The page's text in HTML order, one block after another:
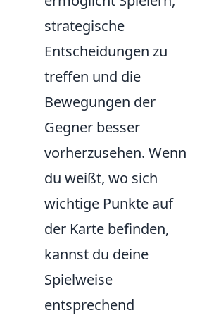
strategische
Entscheidungen zu
treffen und die
Bewegungen der
Gegner besser
vorherzusehen. Wenn
du weißt, wo sich
wichtige Punkte auf
der Karte befinden,
kannst du deine
Spielweise
entsprechend